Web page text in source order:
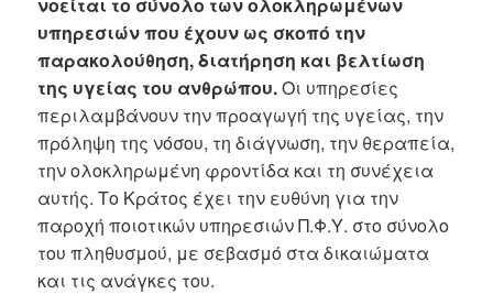
υπηρεσιών που έχουν ως σκοπό την
παρακολούθηση, διατήρηση και βελτίωση
της υγείας του ανθρώπου.Οι υπηρεσίες
περιλαμβάνουν την προαγωγή της υγείας, την
πρόληψη της νόσου, τη διάγνωση, την θεραπεία,
την ολοκληρωμένη φροντίδα και τη συνέχεια
αυτής. Το Κράτος έχει την ευθύνη για την
παροχή ποιοτικών υπηρεσιών Π.Φ.Υ. στο σύνολο
του πληθυσμού, με σεβασμό στα δικαιώματα
και τις ανάγκες του.